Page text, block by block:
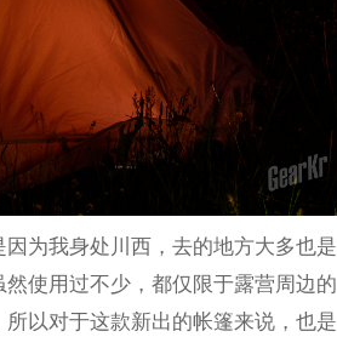
为我身处川西，去的地方大多也是
使用过不少，都仅限于露营周边的
以对于这款新出的帐篷来说，也是